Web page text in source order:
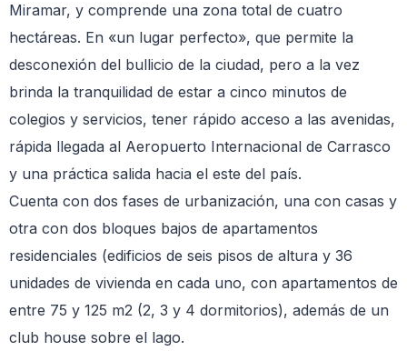
Miramar, y comprende una zona total de cuatro
hectáreas. En «un lugar perfecto», que permite la
desconexión del bullicio de la ciudad, pero a la vez
brinda la tranquilidad de estar a cinco minutos de
colegios y servicios, tener rápido acceso a las avenidas,
rápida llegada al Aeropuerto Internacional de Carrasco
y una práctica salida hacia el este del país.
Cuenta con dos fases de urbanización, una con casas y
otra con dos bloques bajos de apartamentos
residenciales (edificios de seis pisos de altura y 36
unidades de vivienda en cada uno, con apartamentos de
entre 75 y 125 m2 (2, 3 y 4 dormitorios), además de un
club house sobre el lago.